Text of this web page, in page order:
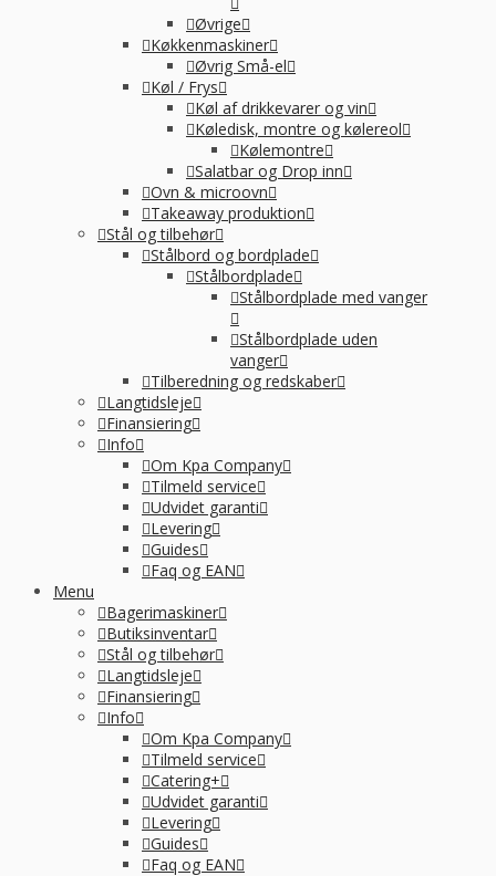
Øvrige
Køkkenmaskiner
Øvrig Små-el
Køl / Frys
Køl af drikkevarer og vin
Køledisk, montre og kølereol
Kølemontre
Salatbar og Drop inn
Ovn & microovn
Takeaway produktion
Stål og tilbehør
Stålbord og bordplade
Stålbordplade
Stålbordplade med vanger
Stålbordplade uden
vanger
Tilberedning og redskaber
Langtidsleje
Finansiering
Info
Om Kpa Company
Tilmeld service
Udvidet garanti
Levering
Guides
Faq og EAN
Menu
Bagerimaskiner
Butiksinventar
Stål og tilbehør
Langtidsleje
Finansiering
Info
Om Kpa Company
Tilmeld service
Catering+
Udvidet garanti
Levering
Guides
Faq og EAN